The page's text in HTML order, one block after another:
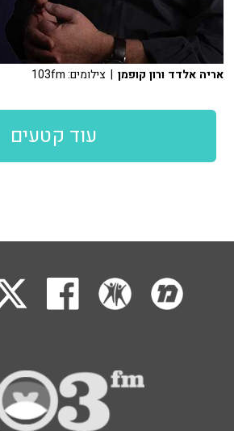
אריה אלדד ורון קופמן | צילומים: 103fm
עוד קטעים